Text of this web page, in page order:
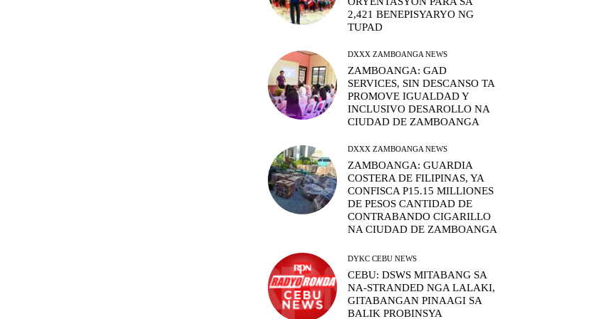
2,421 BENEPISYARYO NG
TUPAD
DXXX ZAMBOANGA NEWS
ZAMBOANGA: GAD
SERVICES, SIN DESCANSO TA
PROMOVE IGUALDAD Y
INCLUSIVO DESAROLLO NA
CIUDAD DE ZAMBOANGA
DXXX ZAMBOANGA NEWS
ZAMBOANGA: GUARDIA
COSTERA DE FILIPINAS, YA
CONFISCA P15.15 MILLIONES
DE PESOS CANTIDAD DE
CONTRABANDO CIGARILLO
NA CIUDAD DE ZAMBOANGA
DYKC CEBU NEWS
CEBU: DSWS MITABANG SA
NA-STRANDED NGA LALAKI,
GITABANGAN PINAAGI SA
BALIK PROBINSYA